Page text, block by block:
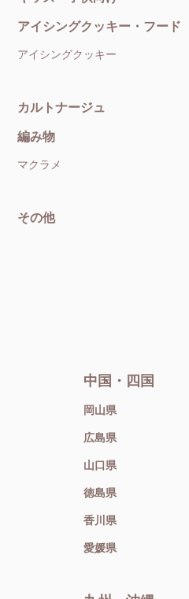
アイシングクッキー・フード
アイシングクッキー
カルトナージュ
編み物
マクラメ
その他
中国・四国
岡山県
広島県
山口県
徳島県
香川県
愛媛県